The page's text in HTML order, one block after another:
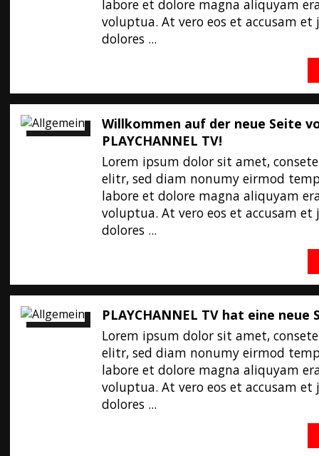
labore et dolore magna aliquyam
voluptua. At vero eos et accusam et
dolores ...
Willkommen auf der neue Seite
PLAYCHANNEL TV!
Lorem ipsum dolor sit amet,
elitr, sed diam nonumy eirmod
labore et dolore magna aliquyam
voluptua. At vero eos et accusam et
dolores ...
PLAYCHANNEL TV hat eine neue
Lorem ipsum dolor sit amet,
elitr, sed diam nonumy eirmod
labore et dolore magna aliquyam
voluptua. At vero eos et accusam et
dolores ...